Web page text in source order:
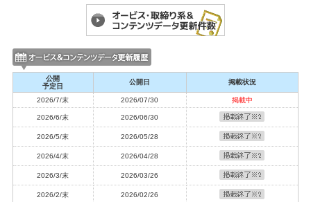
【重要】メンテナンスにともなう決済制限のお知らせ
消費税算出方法変更のお知らせ
2023/08/29
【重要】メンテナンスにともなう決済制限のお知らせ
2023/07/11
夏季休業のお知らせ
【重要】メンテナンスにともなう決済制限のお知らせ
2023/04/27
【重要】システムメンテナンスにともなうサービス一時停止のお知らせ
ゴールデンウィーク休業のお知らせ
2023/04/04
公開
予定日
公開日 掲載状況
2026/7/末 2026/07/30 掲載中
2026/6/末 2026/06/30
2026/5/末 2026/05/28
2026/4/末 2026/04/28
2026/3/末 2026/03/26
2026/2/末 2026/02/26